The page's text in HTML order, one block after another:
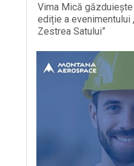
Vima Mică
ediție a evenimentului
Zestrea Satului”